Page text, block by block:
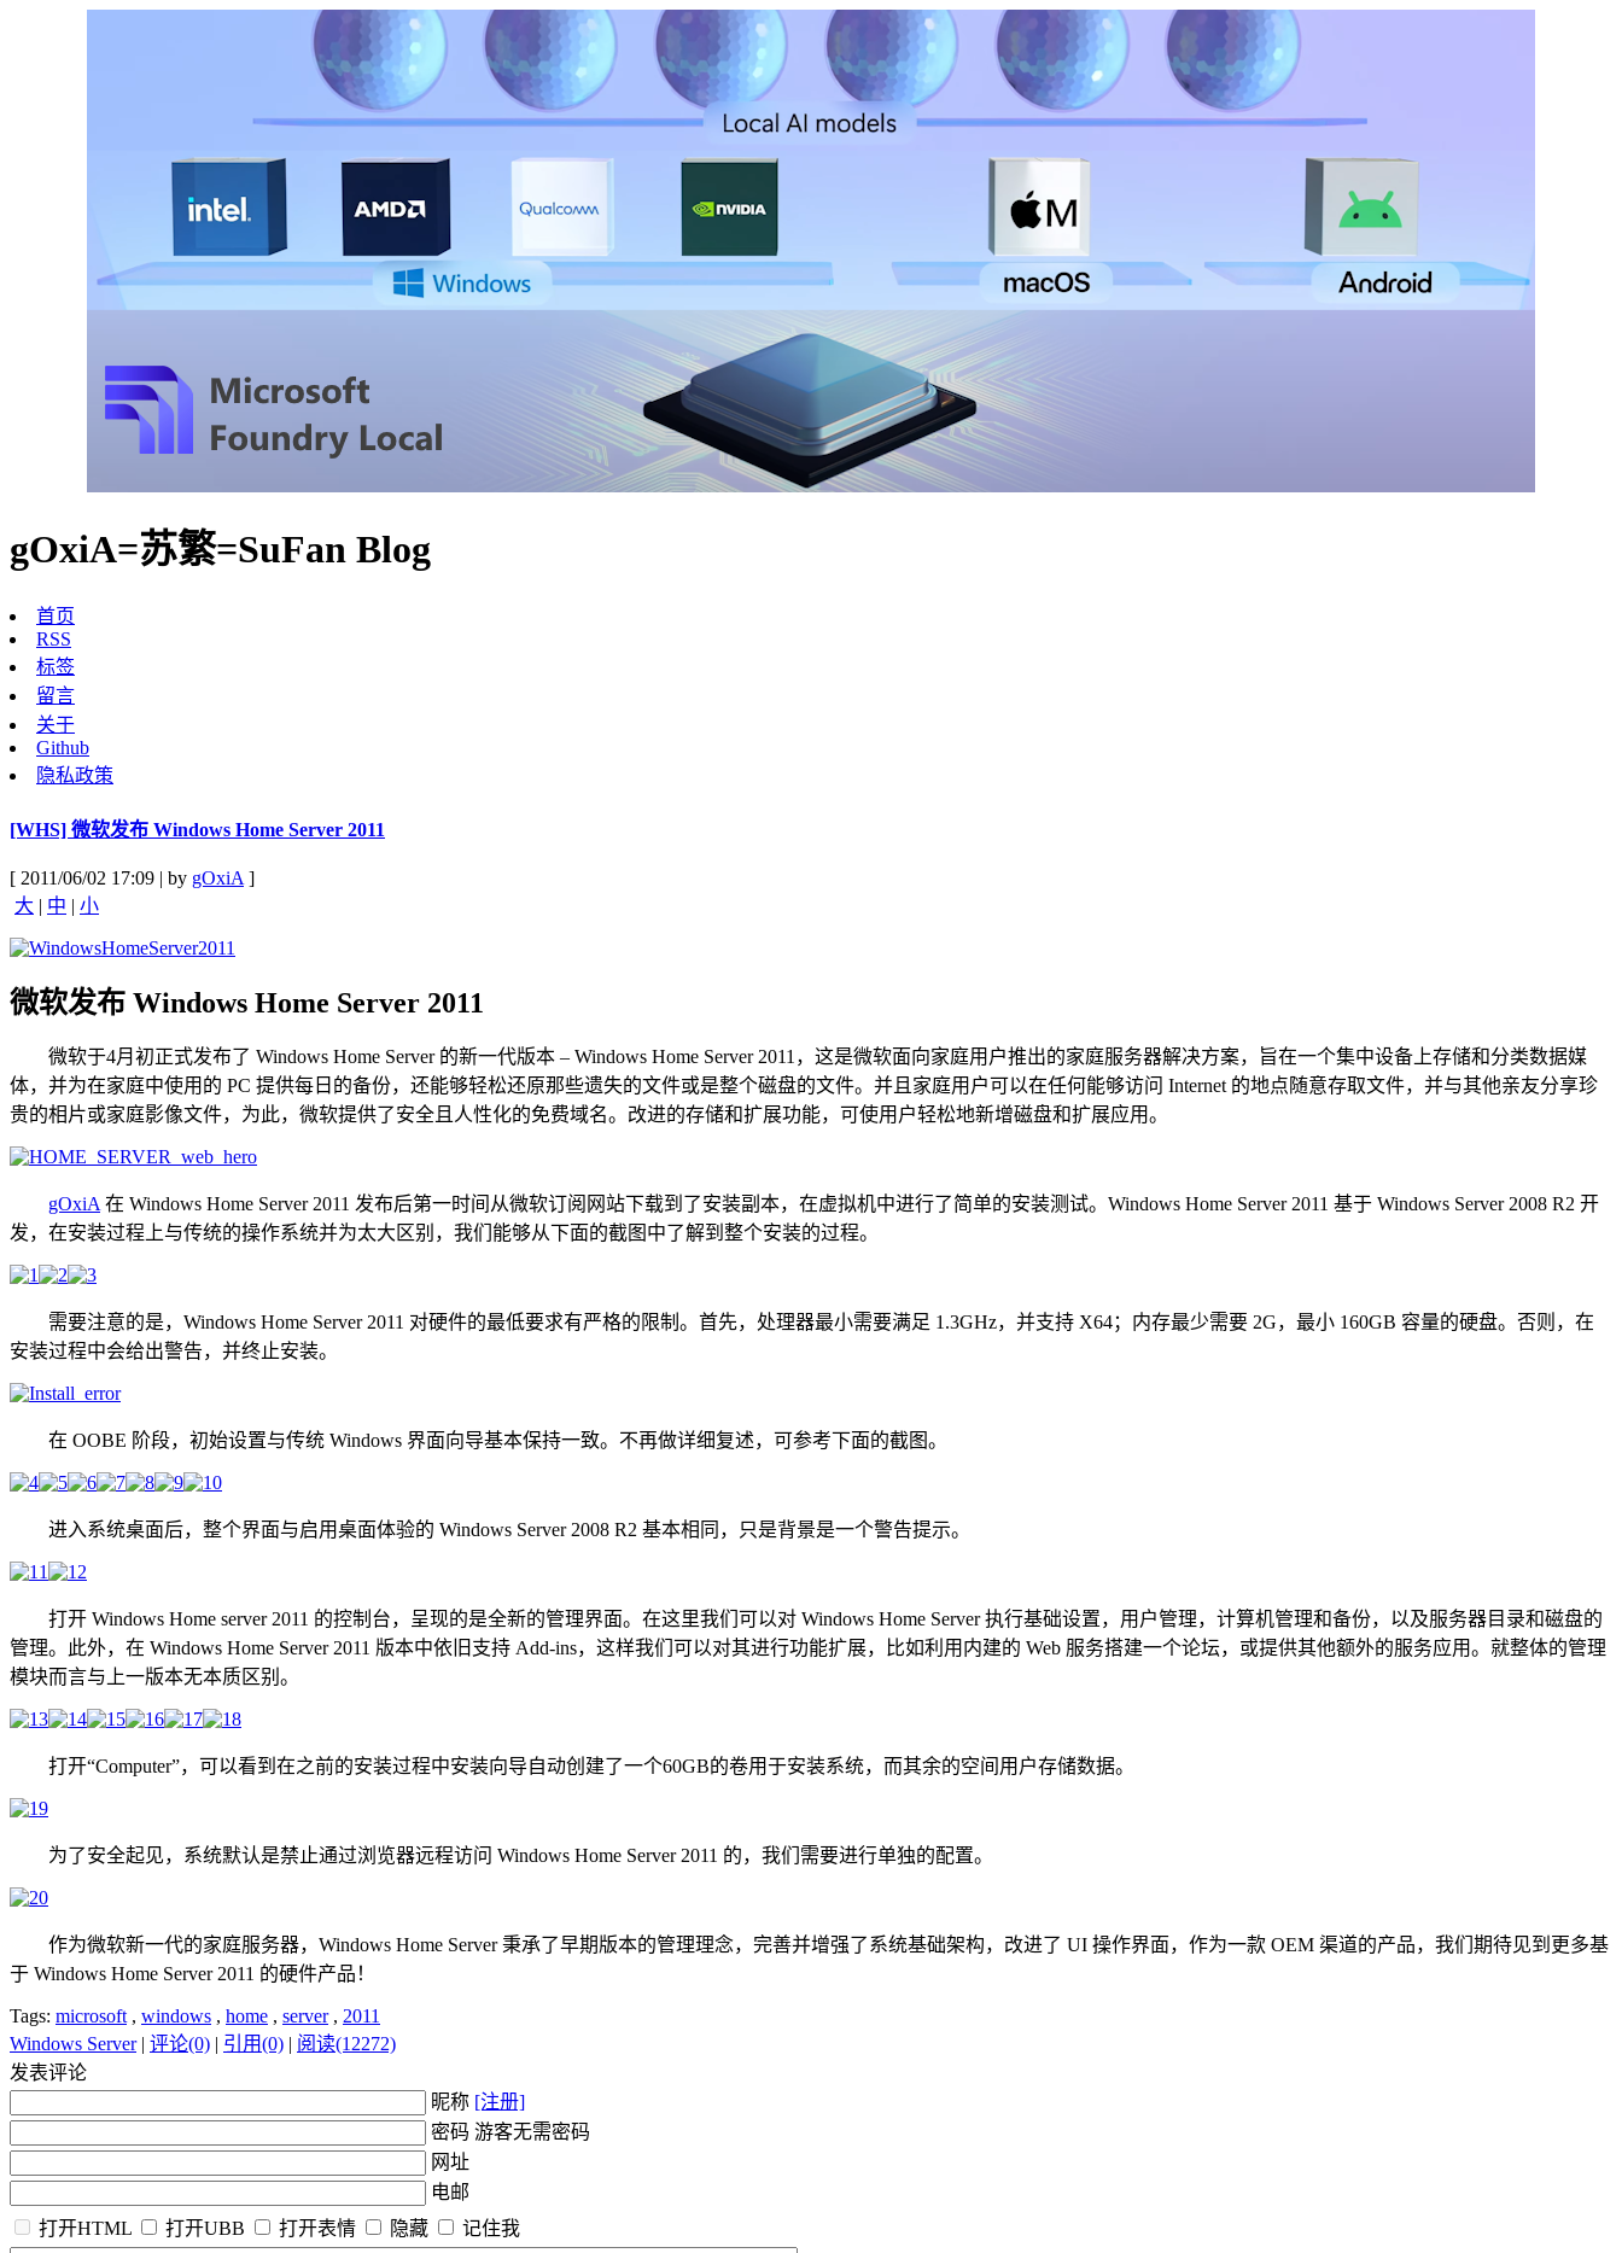
gOxiA=苏繁=SuFan Blog
首页
RSS
标签
留言
关于
Github
隐私政策
[WHS] 微软发布 Windows Home Server 2011
[ 2011/06/02 17:09 | by gOxiA]
大 | 中 | 小
微软发布 Windows Home Server 2011
微软于4月初正式发布了 Windows Home Server 的新一代版本 – Windows Home Server 2011，这是微软面向家庭用户推出的家庭服务器解决方案，旨在一个集中设备上存储和分类数据媒
体，并为在家庭中使用的 PC 提供每日的备份，还能够轻松还原那些遗失的文件或是整个磁盘的文件。并且家庭用户可以在任何能够访问 Internet 的地点随意存取文件，并与其他亲友分享珍
贵的相片或家庭影像文件，为此，微软提供了安全且人性化的免费域名。改进的存储和扩展功能，可使用户轻松地新增磁盘和扩展应用。
gOxiA在 Windows Home Server 2011 发布后第一时间从微软订阅网站下载到了安装副本，在虚拟机中进行了简单的安装测试。Windows Home Server 2011 基于 Windows Server 2008 R2 开
发，在安装过程上与传统的操作系统并为太大区别，我们能够从下面的截图中了解到整个安装的过程。
需要注意的是，Windows Home Server 2011 对硬件的最低要求有严格的限制。首先，处理器最小需要满足 1.3GHz，并支持 X64；内存最少需要 2G，最小 160GB 容量的硬盘。否则，在
安装过程中会给出警告，并终止安装。
在 OOBE 阶段，初始设置与传统 Windows 界面向导基本保持一致。不再做详细复述，可参考下面的截图。
进入系统桌面后，整个界面与启用桌面体验的 Windows Server 2008 R2 基本相同，只是背景是一个警告提示。
打开 Windows Home server 2011 的控制台，呈现的是全新的管理界面。在这里我们可以对 Windows Home Server 执行基础设置，用户管理，计算机管理和备份，以及服务器目录和磁盘的
管理。此外，在 Windows Home Server 2011 版本中依旧支持 Add-ins，这样我们可以对其进行功能扩展，比如利用内建的 Web 服务搭建一个论坛，或提供其他额外的服务应用。就整体的管理
模块而言与上一版本无本质区别。
打开“Computer”，可以看到在之前的安装过程中安装向导自动创建了一个60GB的卷用于安装系统，而其余的空间用户存储数据。
为了安全起见，系统默认是禁止通过浏览器远程访问 Windows Home Server 2011 的，我们需要进行单独的配置。
作为微软新一代的家庭服务器，Windows Home Server 秉承了早期版本的管理理念，完善并增强了系统基础架构，改进了 UI 操作界面，作为一款 OEM 渠道的产品，我们期待见到更多基
于 Windows Home Server 2011 的硬件产品！
Tags: microsoft, windows , home , server, 2011
Windows Server| 评论(0) | 引用(0) | 阅读(12272)
发表评论
昵称 [注册]
密码 游客无需密码
网址
电邮
打开HTML
打开UBB 打开表情 隐藏 记住我